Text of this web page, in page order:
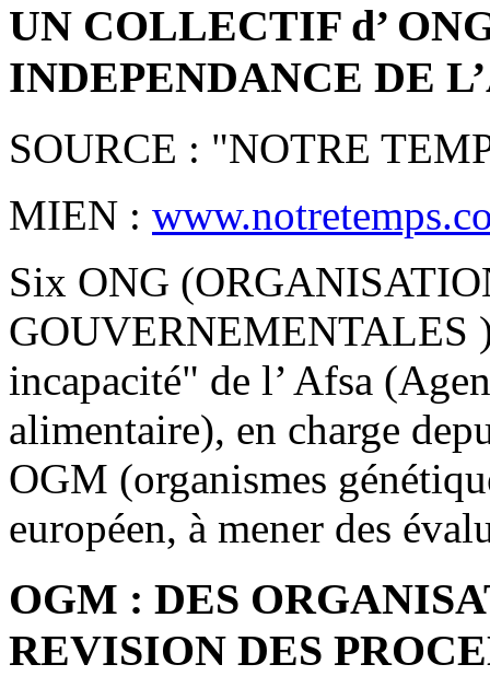
UN COLLECTIF d’
INDEPENDANCE DE
SOURCE : "NOTRE
MIEN :
Six ONG
GOUVERNEMENTALES
incapacité" de l’ Afsa
alimentaire), en charge
OGM (organismes
européen, à mener des
OGM : DES
REVISION DES